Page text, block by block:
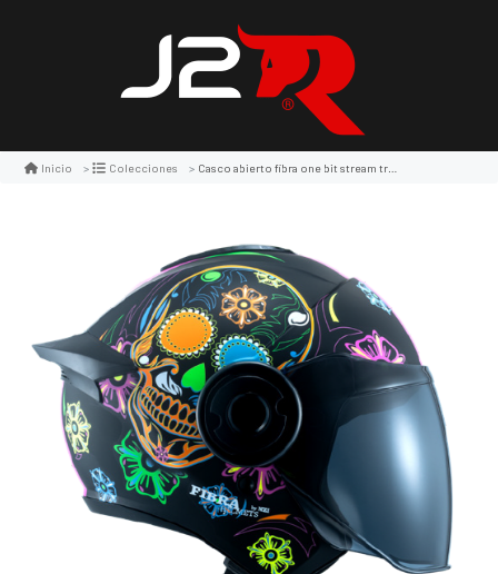
Inicio Colecciones Casco abierto fibra one bit stream trekker negro y naranja y rosado